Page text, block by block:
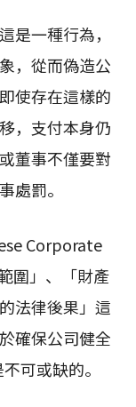
是一種行為，
，從而偽造公
使存在這樣的
，支付本身仍
董事不僅要對
處罰。
Corporate
圍」、「財產
法律後果」這
確保公司健全
可或缺的。